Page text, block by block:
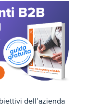
dell’azienda